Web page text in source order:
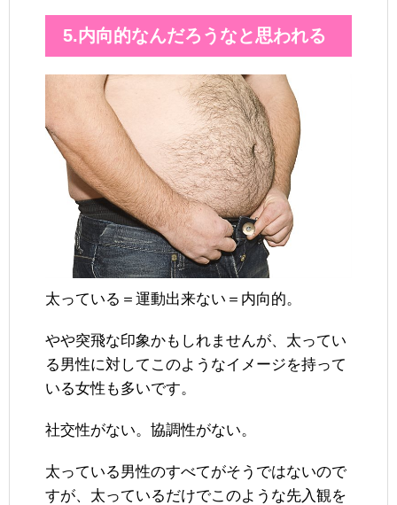
5.内向的なんだろうなと思われる
太っている＝運動出来ない＝内向的。
やや突飛な印象かもしれませんが、太ってい
る男性に対してこのようなイメージを持って
いる女性も多いです。
社交性がない。協調性がない。
太っている男性のすべてがそうではないので
すが、太っているだけでこのような先入観を